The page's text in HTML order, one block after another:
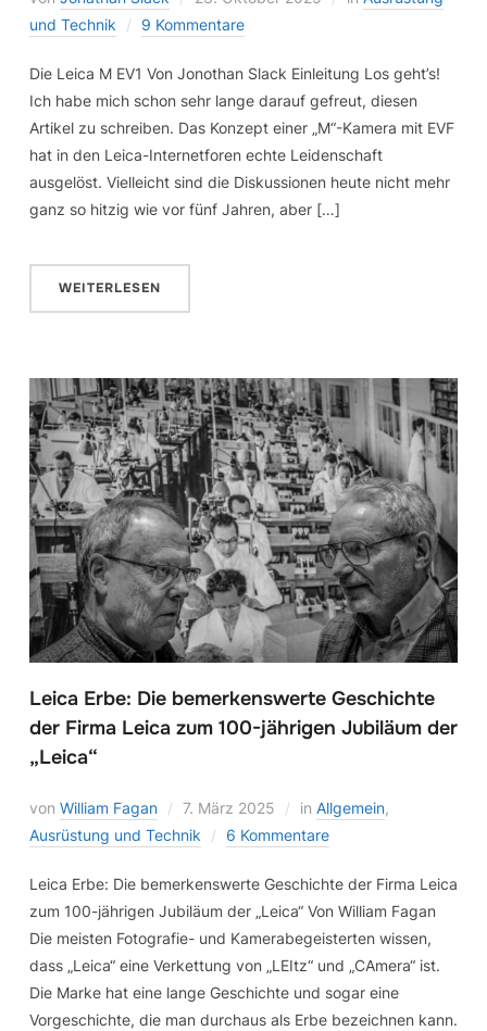
und Technik
9 Kommentare
Die Leica M EV1 Von Jonothan Slack Einleitung Los geht’s!
Ich habe mich schon sehr lange darauf gefreut, diesen
Artikel zu schreiben. Das Konzept einer „M“-Kamera mit EVF
hat in den Leica-Internetforen echte Leidenschaft
ausgelöst. Vielleicht sind die Diskussionen heute nicht mehr
ganz so hitzig wie vor fünf Jahren, aber […]
WEITERLESEN
Leica Erbe: Die bemerkenswerte Geschichte
der Firma Leica zum 100-jährigen Jubiläum der
„Leica“
von William Fagan 7. März 2025 in Allgemein,
Ausrüstung und Technik
6 Kommentare
Leica Erbe: Die bemerkenswerte Geschichte der Firma Leica
zum 100-jährigen Jubiläum der „Leica“ Von William Fagan
Die meisten Fotografie- und Kamerabegeisterten wissen,
dass „Leica“ eine Verkettung von „LEItz“ und „CAmera“ ist.
Die Marke hat eine lange Geschichte und sogar eine
Vorgeschichte, die man durchaus als Erbe bezeichnen kann.